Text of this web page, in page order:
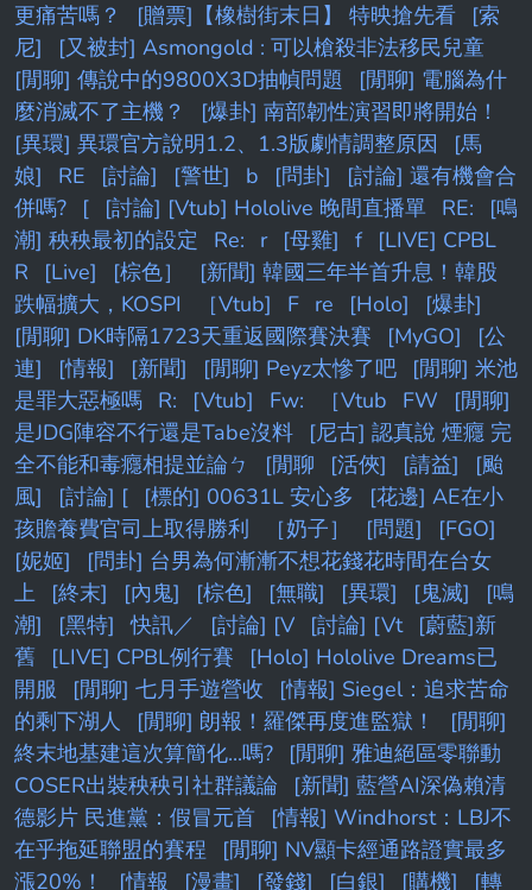
更痛苦嗎？
[贈票]【橡樹街末日】 特映搶先看
[索
尼]
[又被封] Asmongold : 可以槍殺非法移民兒童
[閒聊] 傳說中的9800X3D抽幀問題
[閒聊] 電腦為什
麼消滅不了主機？
[爆卦] 南部韌性演習即將開始！
[異環] 異環官方說明1.2、1.3版劇情調整原因
[馬
娘]
RE [討論] [警世] b [問卦]
[討論] 還有機會合
併嗎?
[ [討論] [Vtub] Hololive 晚間直播單 RE:
[鳴
潮] 秧秧最初的設定
Re: r [母雞] f
[LIVE] CPBL
R
[Live] [棕色］
[新聞] 韓國三年半首升息！韓股
跌幅擴大，KOSPI
［Vtub] F re [Holo]
[爆卦]
[閒聊] DK時隔1723天重返國際賽決賽
[MyGO]
[公
連]
[情報] [新聞] [閒聊] Peyz太慘了吧
[閒聊] 米池
是罪大惡極嗎 R: [Vtub] Fw: ［Vtub FW
[閒聊]
是JDG陣容不行還是Tabe沒料
[尼古] 認真說 煙癮 完
全不能和毒癮相提並論ㄅ
[閒聊 [活俠] [請益]
[颱
風]
[討論] [ [標的] 00631L 安心多
[花邊] AE在小
孩贍養費官司上取得勝利
［奶子］ [問題]
[FGO]
[妮姬]
[問卦] 台男為何漸漸不想花錢花時間在台女
上
[終末] [內鬼] [棕色] [無職] [異環] [鬼滅]
[鳴
潮]
[黑特] 快訊／ [討論] [V [討論] [Vt
[蔚藍]新
舊
[LIVE] CPBL例行賽
[Holo] Hololive Dreams已
開服
[閒聊] 七月手遊營收
[情報] Siegel：追求苦命
的剩下湖人
[閒聊] 朗報！羅傑再度進監獄！
[閒聊]
終末地基建這次算簡化...嗎?
[閒聊] 雅迪絕區零聯動
COSER出裝秧秧引社群議論
[新聞] 藍營AI深偽賴清
德影片 民進黨：假冒元首
[情報] Windhorst：LBJ不
在乎拖延聯盟的賽程
[閒聊] NV顯卡經通路證實最多
漲20%！
[情報 [漫畫] [發錢] [白銀] [購機] [轉